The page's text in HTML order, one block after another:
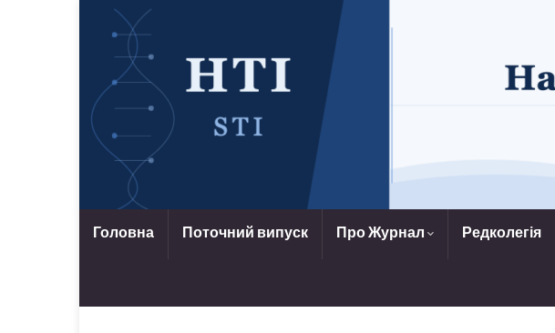
Головна Поточний випуск Про Журнал Редколегія